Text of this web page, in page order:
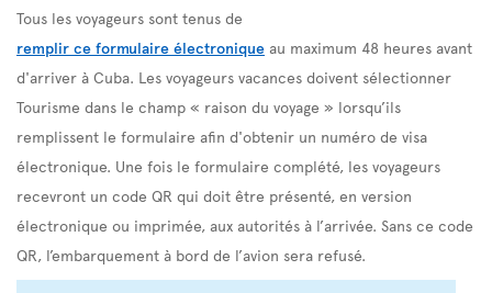
Tous les voyageurs sont tenus de
remplir ce formulaire électronique au maximum 48 heures avant
d'arriver à Cuba. Les voyageurs vacances doivent sélectionner
Tourisme dans le champ « raison du voyage » lorsqu’ils
remplissent le formulaire afin d'obtenir un numéro de visa
électronique. Une fois le formulaire complété, les voyageurs
recevront un code QR qui doit être présenté, en version
électronique ou imprimée, aux autorités à l’arrivée. Sans ce code
QR, l’embarquement à bord de l’avion sera refusé.